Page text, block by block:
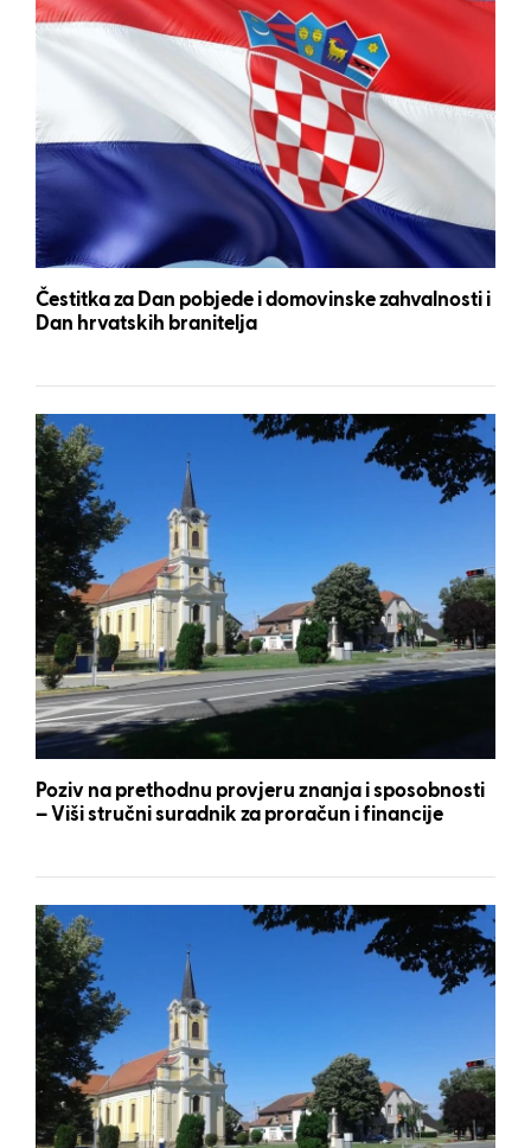
Čestitka za Dan pobjede i domovinske zahvalnosti i
Dan hrvatskih branitelja
Poziv na prethodnu provjeru znanja i sposobnosti
– Viši stručni suradnik za proračun i financije